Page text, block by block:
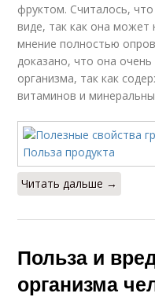
фруктом. Считалось,
виде, так как она может
мнение полностью
доказано, что она
организма, так как
витаминов и
Читать дальше →
Польза и
организма